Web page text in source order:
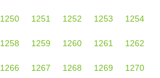
1250 1251 1252 1253 1254
1258 1259 1260 1261 1262
1266 1267 1268 1269 1270